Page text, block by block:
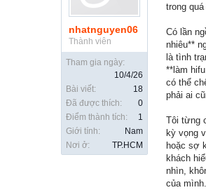
nhatnguyen06
Thành viên
Tham gia ngày:
10/4/26
Bài viết:
18
Đã được thích:
0
Điểm thành tích:
1
Giới tính:
Nam
Nơi ở:
TP.HCM
trong
Có lần
nhiêu**
là tình
**làm
có thể
phải ai
Tôi từng
kỳ vọng
hoặc sợ
khách
nhìn,
của mình.